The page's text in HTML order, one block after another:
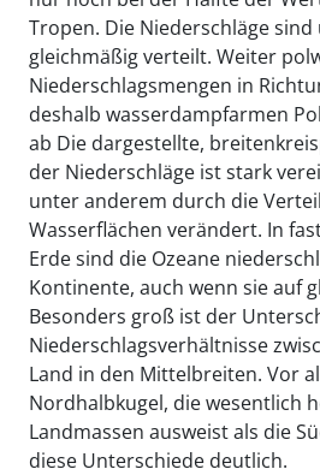
Tropen. Die Niederschläge sind
gleichmäßig verteilt. Weiter
Niederschlagsmengen in
deshalb wasserdampfarmen
ab Die dargestellte,
der Niederschläge ist stark
unter anderem durch die
Wasserflächen verändert. In
Erde sind die Ozeane
Kontinente, auch wenn sie auf
Besonders groß ist der
Niederschlagsverhältnisse
Land in den Mittelbreiten. Vor
Nordhalbkugel, die wesentlich
Landmassen ausweist als die
diese Unterschiede deutlich.